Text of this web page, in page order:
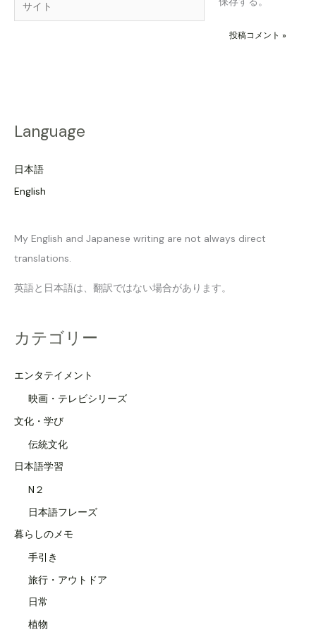
イ
Language
日本語
English
My English and Japanese writing are not always direct
translations.
英語と日本語は、翻訳ではない場合があります。
カテゴリー
エンタテイメント
映画・テレビシリーズ
文化・学び
伝統文化
日本語学習
N２
日本語フレーズ
暮らしのメモ
手引き
旅行・アウトドア
日常
植物